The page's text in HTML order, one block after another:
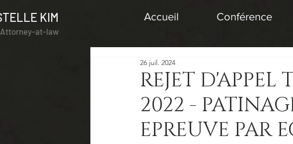
KIM
Attorney-at-law
Accueil Conférence
REJET D'APPEL
2022 -
EPREUVE PAR
26 juil. 2024